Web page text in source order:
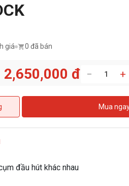
giá 0 đã bán
2,650,000 đ − +
Mua
đầu hút khác nhau